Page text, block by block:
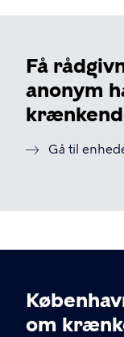
Få
anonym
Gå til
om